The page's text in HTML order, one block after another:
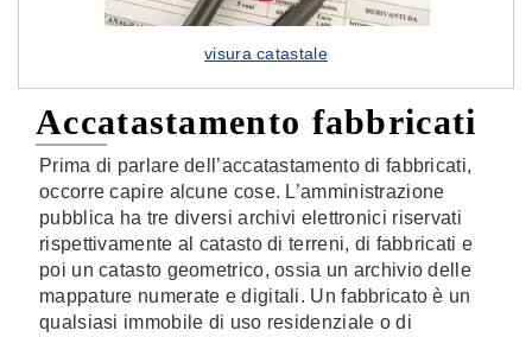
visura catastale
Accatastamento fabbricati
Prima di parlare dell’accatastamento di fabbricati,
occorre capire alcune cose. L’amministrazione
pubblica ha tre diversi archivi elettronici riservati
rispettivamente al catasto di terreni, di fabbricati e
poi un catasto geometrico, ossia un archivio delle
mappature numerate e digitali. Un fabbricato è un
qualsiasi immobile di uso residenziale o di